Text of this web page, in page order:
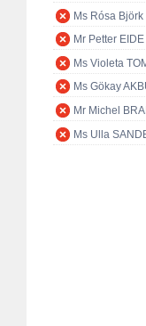
Ms Rósa
Mr Petter EIDE
Ms Violeta
Ms Gökay
Mr Michel
Ms Ulla